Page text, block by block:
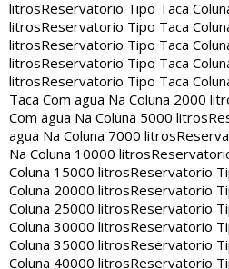
litrosReservatorio Tipo Taca
litrosReservatorio Tipo Taca
litrosReservatorio Tipo Taca
litrosReservatorio Tipo Taca
litrosReservatorio Tipo Taca
Taca Com agua Na Coluna 2000
Com agua Na Coluna 5000 litros
agua Na Coluna 7000 litros
Na Coluna 10000 litros
Coluna 15000 litrosReservatorio
Coluna 20000 litrosReservatorio
Coluna 25000 litrosReservatorio
Coluna 30000 litrosReservatorio
Coluna 35000 litrosReservatorio
Coluna 40000 litrosReservatorio